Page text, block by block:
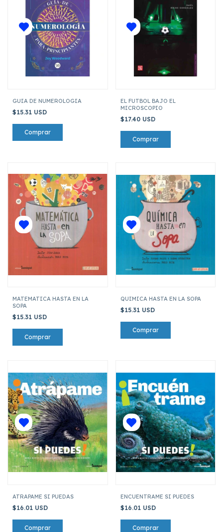
GUIA DE NUMEROLOGIA
$15.31 USD
EL FUTBOL BAJO EL
MICROSCOPIO
$17.40 USD
MATEMATICA HASTA EN LA
SOPA
$15.31 USD
QUIMICA HASTA EN LA SOPA
$15.31 USD
ATRAPAME SI PUEDAS
$16.01 USD
ENCUENTRAME SI PUEDES
$16.01 USD